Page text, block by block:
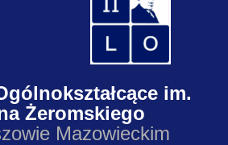
im.
Żeromskiego
Mazowieckim